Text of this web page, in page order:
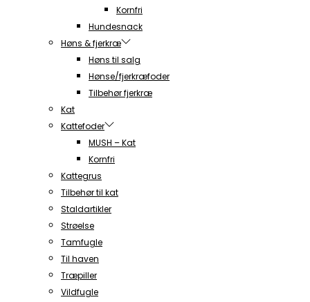
Kornfri
Hundesnack
Høns & fjerkræ
Høns til salg
Hønse/fjerkræfoder
Tilbehør fjerkræ
Kat
Kattefoder
MUSH – Kat
Kornfri
Kattegrus
Tilbehør til kat
Staldartikler
Strøelse
Tamfugle
Til haven
Træpiller
Vildfugle